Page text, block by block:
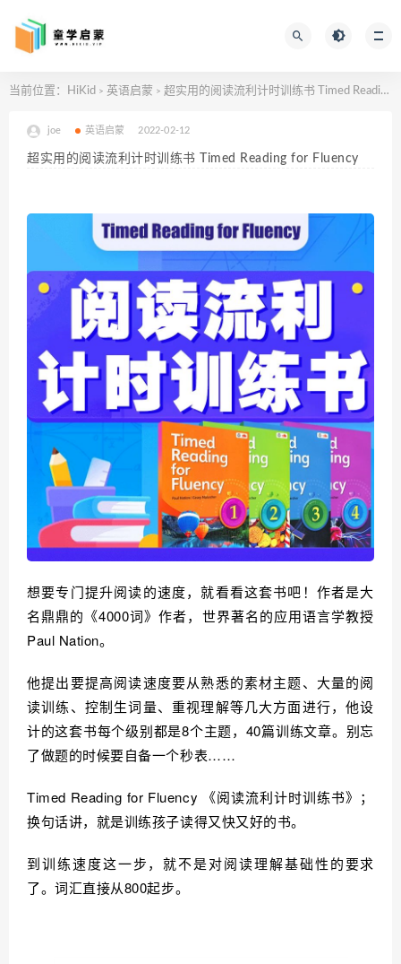
当前位置： HiKid > 英语启蒙 > 超实用的阅读流利计时训练书 Timed Reading for Fluency
joe 英语启蒙 2022-02-12
超实用的阅读流利计时训练书 Timed Reading for Fluency
想要专门提升阅读的速度，就看看这套书吧！作者是大
名鼎鼎的《4000词》作者，世界著名的应用语言学教授
Paul Nation。
他提出要提高阅读速度要从熟悉的素材主题、大量的阅
读训练、控制生词量、重视理解等几大方面进行，他设
计的这套书每个级别都是8个主题，40篇训练文章。别忘
了做题的时候要自备一个秒表……
Timed Reading for Fluency 《阅读流利计时训练书》；
换句话讲，就是训练孩子读得又快又好的书。
到训练速度这一步，就不是对阅读理解基础性的要求
了。词汇直接从800起步。